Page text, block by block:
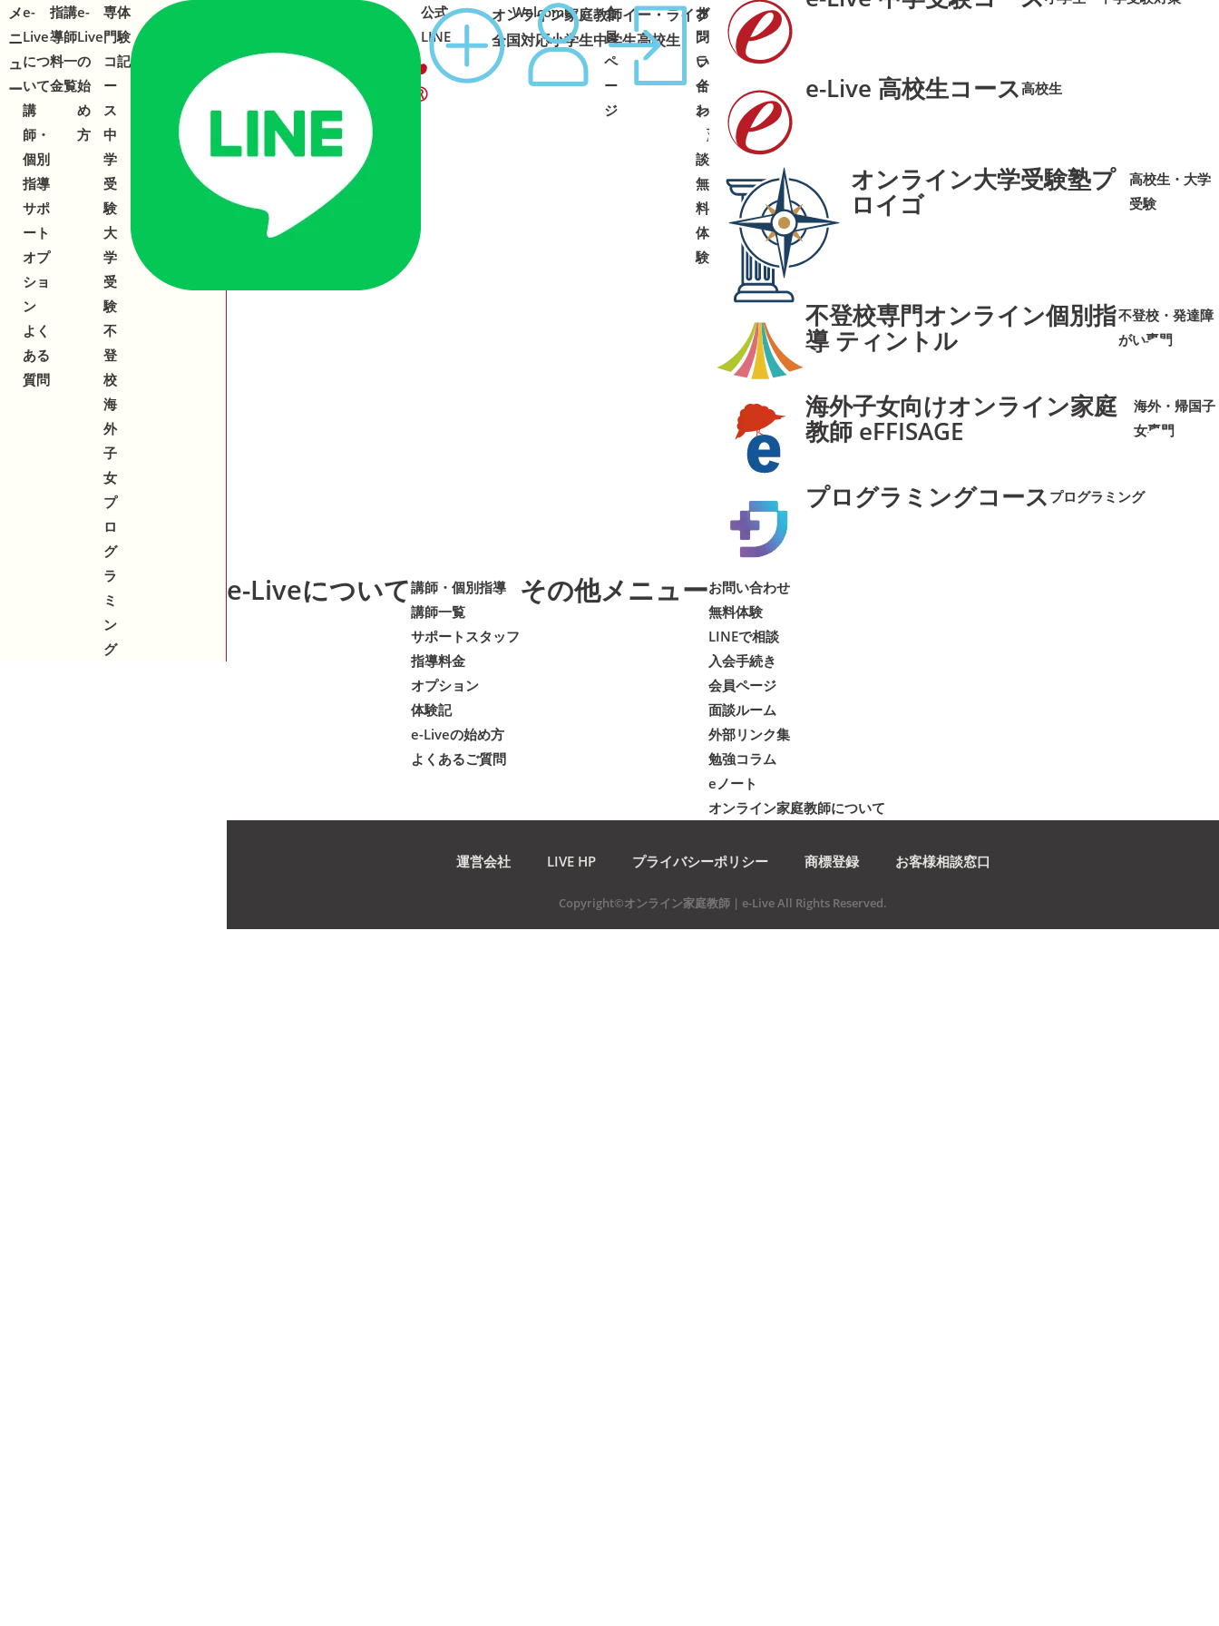
メ
ニ
ュ
ー
オンライン家庭教師イー・ライブ
全国対応小学生中学生高校生
メ
ニ
ュ
ー
e-
Live
につ
いて
講
師・
個別
指導
サポ
ート
オプ
ショ
ン
よく
ある
質問
指
導
料
金
講
師
一
覧
e-
Live
の
始
め
方
専
門
コ
ー
ス
中
学
受
験
大
学
受
験
不
登
校
海
外
子
女
プ
ロ
グ
ラ
ミ
ン
グ
体
験
記
公式
LINE
Welcome
会
員
ペ
ー
ジ
オ
ン
ラ
イ
ン
面
談
お
問
い
合
わ
せ
・
無
料
体
験
➜
21:00 土日祝可
コース
e-Live 高校生コース高校生
オンライン大学受験塾プ
ロイゴ
高校生・大学
受験
不登校専門オンライン個別指
導 ティントル
不登校・発達障
がい専門
海外子女向けオンライン家庭
教師 eFFISAGE
海外・帰国子
女専門
プログラミングコース プログラミング
e-Liveについて講師・個別指導
講師一覧
サポートスタッフ
指導料金
オプション
体験記
e-Liveの始め方
よくあるご質問
その他メニューお問い合わせ
無料体験
LINEで相談
入会手続き
会員ページ
面談ルーム
外部リンク集
勉強コラム
eノート
オンライン家庭教師について
運営会社 LIVE HP プライバシーポリシー 商標登録 お客様相談窓口
Copyright©オンライン家庭教師 | e-Live All Rights Reserved.